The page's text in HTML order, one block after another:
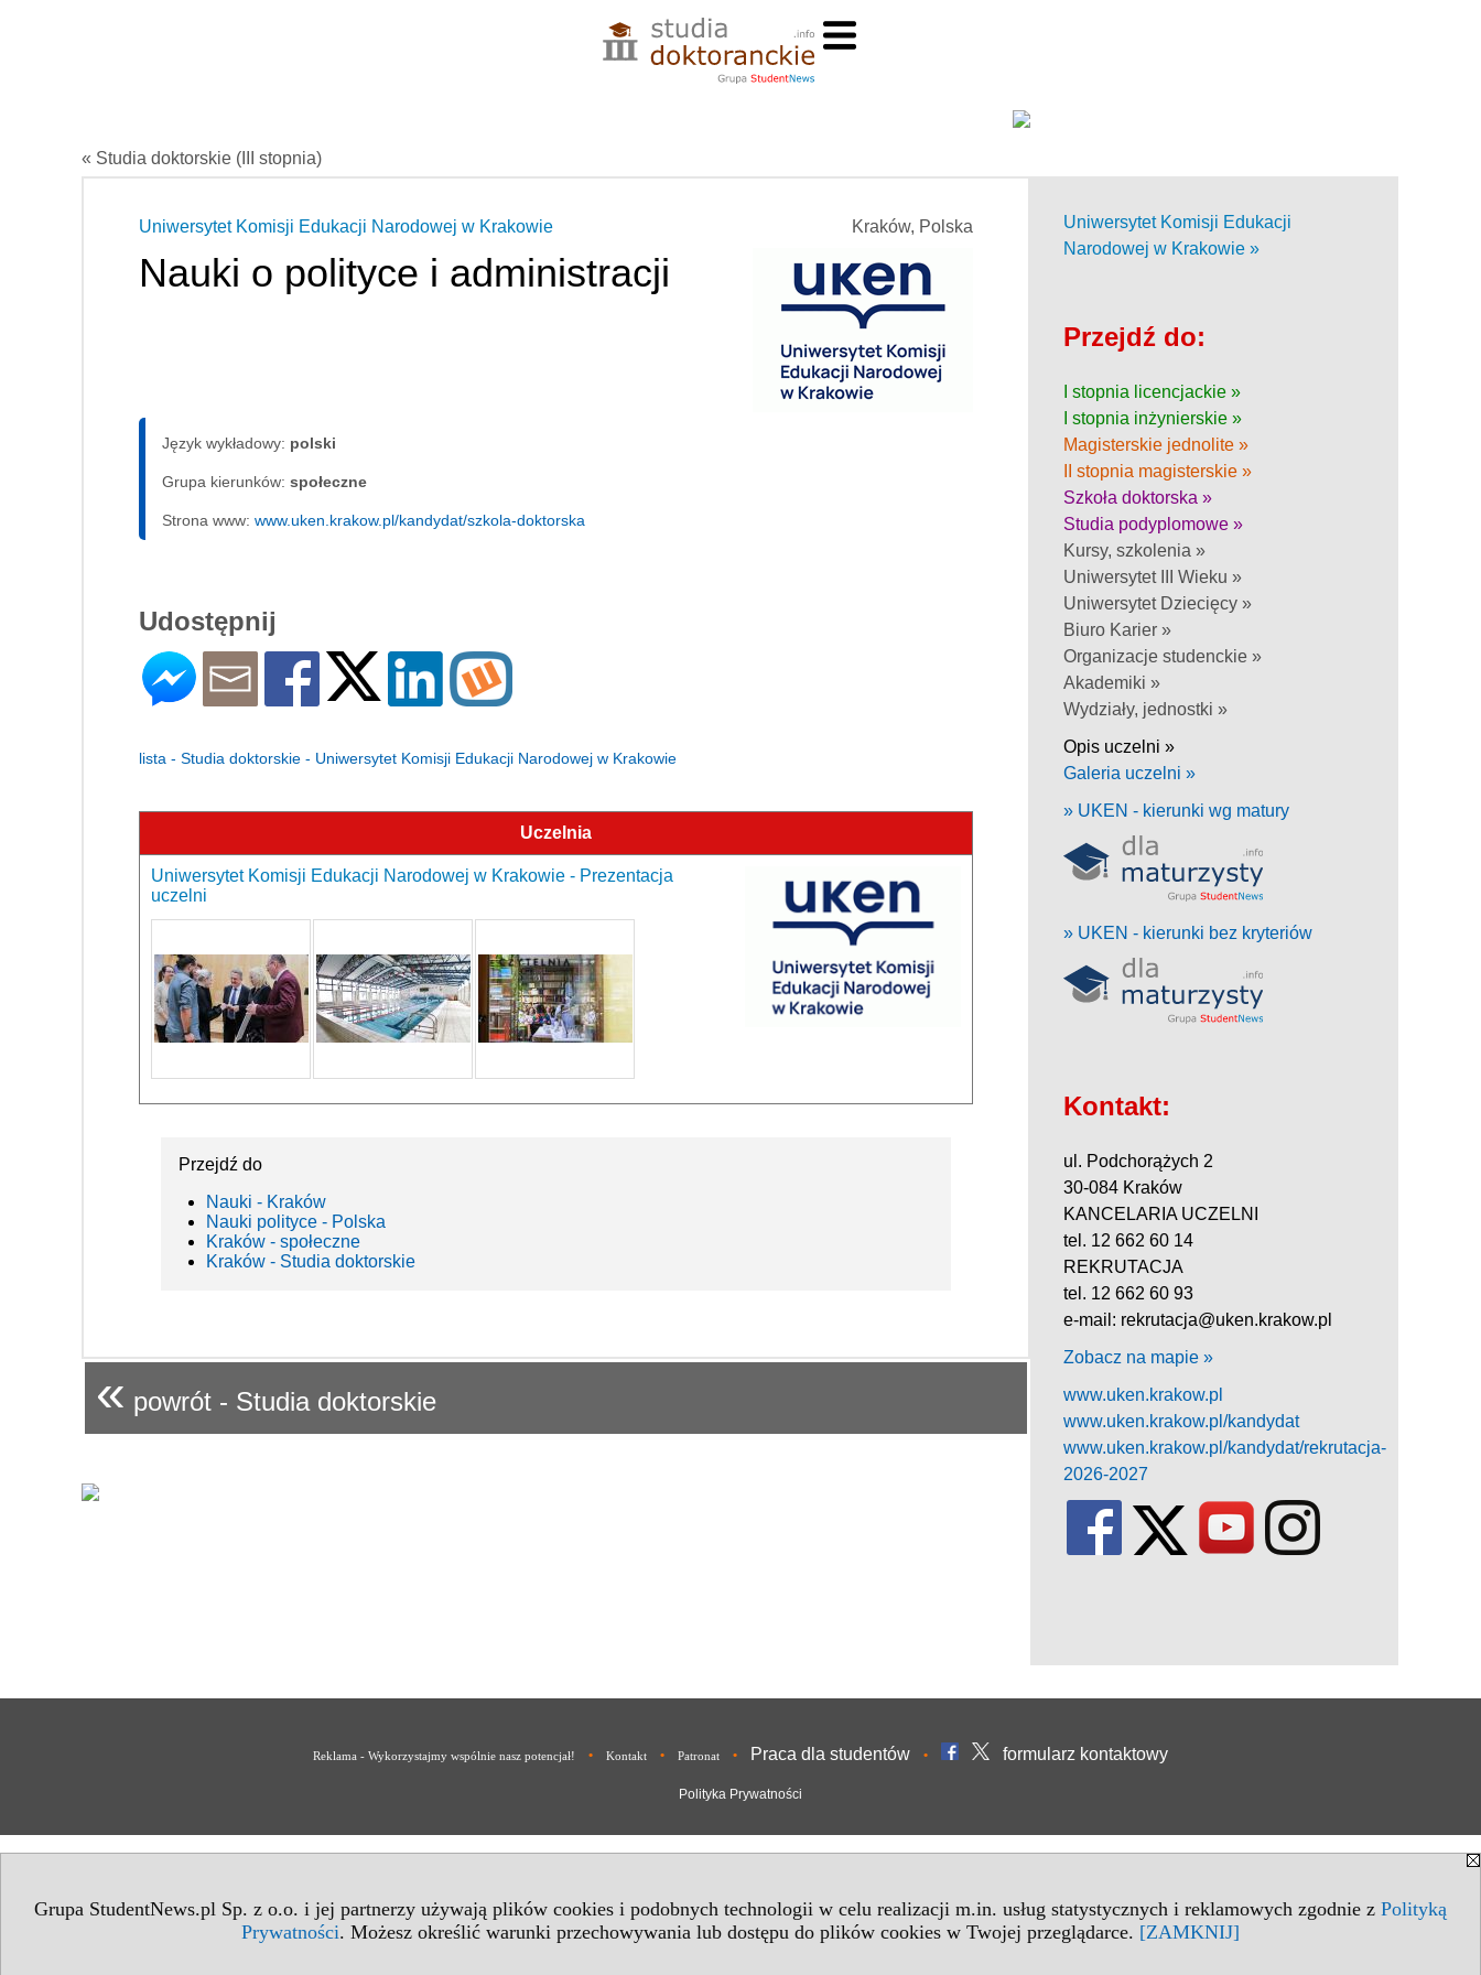
Grupa StudentNews.pl Sp. z o.o. i jej partnerzy używają plików cookies i podobnych technologii w celu realizacji m.in. usług statystycznych i reklamowych zgodnie z Polityką
Prywatności. Możesz określić warunki przechowywania lub dostępu do plików cookies w Twojej przeglądarce. [ZAMKNIJ]
« Studia doktorskie (III stopnia)
Kraków, Polska
Uniwersytet Komisji Edukacji Narodowej w Krakowie
Nauki o polityce i administracji
Język wykładowy: polski
Grupa kierunków: społeczne
Strona www: www.uken.krakow.pl/kandydat/szkola-doktorska
Udostępnij
lista - Studia doktorskie - Uniwersytet Komisji Edukacji Narodowej w Krakowie
Uczelnia
Uniwersytet Komisji Edukacji Narodowej w Krakowie - Prezentacja
uczelni
Przejdź do
Nauki - Kraków
Nauki polityce - Polska
Kraków - społeczne
Kraków - Studia doktorskie
« powrót - Studia doktorskie
Uniwersytet Komisji Edukacji
Narodowej w Krakowie »
Przejdź do:
I stopnia licencjackie »
I stopnia inżynierskie »
Magisterskie jednolite »
II stopnia magisterskie »
Szkoła doktorska »
Studia podyplomowe »
Kursy, szkolenia »
Uniwersytet III Wieku »
Uniwersytet Dziecięcy »
Biuro Karier »
Organizacje studenckie »
Akademiki »
Wydziały, jednostki »
Opis uczelni »
Galeria uczelni »
» UKEN - kierunki wg matury
» UKEN - kierunki bez kryteriów
Kontakt:
ul. Podchorążych 2
30-084 Kraków
KANCELARIA UCZELNI
tel. 12 662 60 14
REKRUTACJA
tel. 12 662 60 93
e-mail: rekrutacja@uken.krakow.pl
Zobacz na mapie »
www.uken.krakow.pl
www.uken.krakow.pl/kandydat
www.uken.krakow.pl/kandydat/rekrutacja-
2026-2027
Reklama - Wykorzystajmy wspólnie nasz potencjał! • Kontakt • Patronat • Praca dla studentów • formularz kontaktowy
Polityka Prywatności